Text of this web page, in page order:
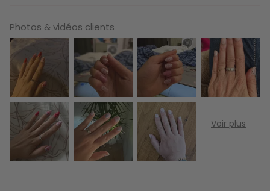
Photos & vidéos clients